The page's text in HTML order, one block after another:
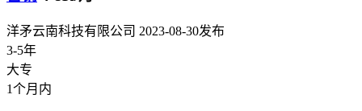
洋矛云南科技有限公司 2023-08-30发布
3-5年
大专
1个月内